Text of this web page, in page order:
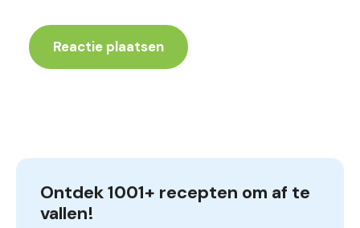
Ontdek 1001+ recepten om af te
vallen!